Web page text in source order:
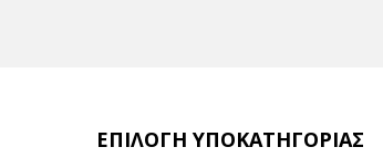
ΕΠΙΛΟΓΉ ΥΠΟΚΑΤΗΓΟΡΊΑΣ